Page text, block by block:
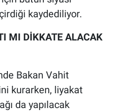
kaydediliyor.
MI DİKKATE ALACAK
Bakan Vahit
kurarken, liyakat
da yapılacak